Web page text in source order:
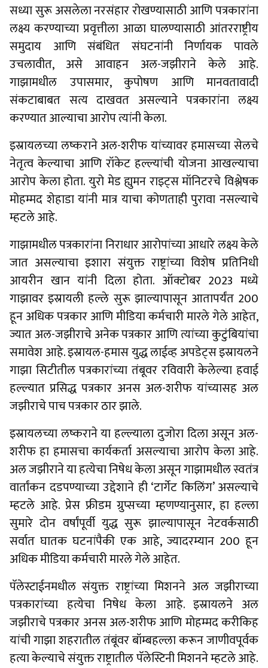
सध्या सुरू असलेला नरसंहार रोखण्यासाठी आणि पत्रकारांना
लक्ष्य करण्याच्या प्रवृत्तीला आळा घालण्यासाठी आंतरराष्ट्रीय
समुदाय आणि संबंधित संघटनांनी निर्णायक पावले
उचलावीत, असे आवाहन अल-जझीराने केले आहे.
गाझामधील उपासमार, कुपोषण आणि मानवतावादी
संकटाबाबत सत्य दाखवत असल्याने पत्रकारांना लक्ष्य
करण्यात आल्याचा आरोप त्यांनी केला.
इस्रायलच्या लष्कराने अल-शरीफ यांच्यावर हमासच्या सेलचे
नेतृत्व केल्याचा आणि रॉकेट हल्ल्यांची योजना आखल्याचा
आरोप केला होता. युरो मेड ह्युमन राइट्स मॉनिटरचे विश्लेषक
मोहम्मद शेहाडा यांनी मात्र याचा कोणताही पुरावा नसल्याचे
म्हटले आहे.
गाझामधील पत्रकारांना निराधार आरोपांच्या आधारे लक्ष्य केले
जात असल्याचा इशारा संयुक्त राष्ट्रांच्या विशेष प्रतिनिधी
आयरीन खान यांनी दिला होता. ऑक्टोबर 2023 मध्ये
गाझावर इस्रायली हल्ले सुरू झाल्यापासून आतापर्यंत 200
हून अधिक पत्रकार आणि मीडिया कर्मचारी मारले गेले आहेत,
ज्यात अल-जझीराचे अनेक पत्रकार आणि त्यांच्या कुटुंबियांचा
समावेश आहे. इस्रायल-हमास युद्ध लाईव्ह अपडेट्स इस्रायलने
गाझा सिटीतील पत्रकारांच्या तंबूवर रविवारी केलेल्या हवाई
हल्ल्यात प्रसिद्ध पत्रकार अनस अल-शरीफ यांच्यासह अल
जझीराचे पाच पत्रकार ठार झाले.
इस्रायलच्या लष्कराने या हल्ल्याला दुजोरा दिला असून अल-
शरीफ हा हमासचा कार्यकर्ता असल्याचा आरोप केला आहे.
अल जझीराने या हत्येचा निषेध केला असून गाझामधील स्वतंत्र
वार्तांकन दडपण्याच्या उद्देशाने ही ‘टार्गेट किलिंग’ असल्याचे
म्हटले आहे. प्रेस फ्रीडम ग्रुप्सच्या म्हणण्यानुसार, हा हल्ला
सुमारे दोन वर्षांपूर्वी युद्ध सुरू झाल्यापासून नेटवर्कसाठी
सर्वात घातक घटनांपैकी एक आहे, ज्यादरम्यान 200 हून
अधिक मीडिया कर्मचारी मारले गेले आहेत.
पॅलेस्टाईनमधील संयुक्त राष्ट्रांच्या मिशनने अल जझीराच्या
पत्रकारांच्या हत्येचा निषेध केला आहे. इस्रायलने अल
जझीराचे पत्रकार अनस अल-शरीफ आणि मोहम्मद करीकिह
यांची गाझा शहरातील तंबूंवर बॉम्बहल्ला करून जाणीवपूर्वक
हत्या केल्याचे संयुक्त राष्ट्रातील पॅलेस्टिनी मिशनने म्हटले आहे.